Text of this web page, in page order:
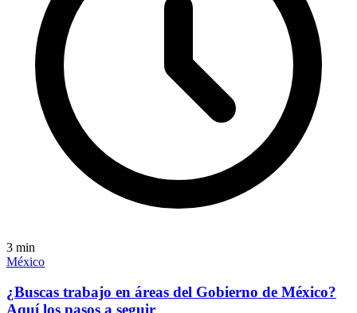
3 min
México
¿Buscas trabajo en áreas del Gobierno de México?